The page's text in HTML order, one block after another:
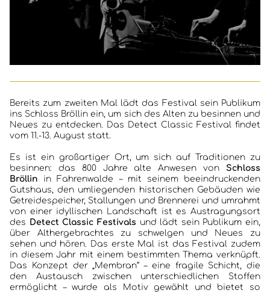
KONZERTBERICHTE
INTERVIEWS
ALBEN
JAZZCLUBS BERLIN
PORTRAITS DER CLUBS
Bereits zum zweiten Mal lädt das Festival sein Publikum
ins Schloss Bröllin ein, um sich des Alten zu besinnen und
Neues zu entdecken. Das Detect Classic Festival findet
vom 11.-13. August statt.
Es ist ein großartiger Ort, um sich auf Traditionen zu
besinnen: das 800 Jahre alte Anwesen von Schloss
Bröllin in Fahrenwalde – mit seinem beeindruckenden
Gutshaus, den umliegenden historischen Gebäuden wie
Getreidespeicher, Stallungen und Brennerei und umrahmt
von einer idyllischen Landschaft ist es Austragungsort
des Detect Classic Festivals und lädt sein Publikum ein,
über Althergebrachtes zu schwelgen und Neues zu
sehen und hören. Das erste Mal ist das Festival zudem
in diesem Jahr mit einem bestimmten Thema verknüpft.
Das Konzept der „Membran“ – eine fragile Schicht, die
den Austausch zwischen unterschiedlichen Stoffen
ermöglicht – wurde als Motiv gewählt und bietet so